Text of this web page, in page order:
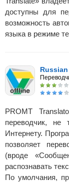
доступны для
возможность
языка в режиме
PROMT
переводчик,
Интернету.
позволяет
(вроде
распознавать
По умолчания,